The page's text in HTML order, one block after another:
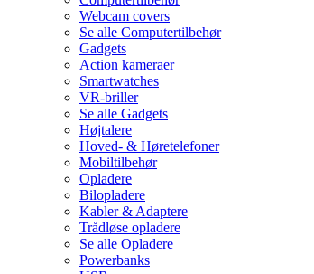
Webcam covers
Se alle Computertilbehør
Gadgets
Action kameraer
Smartwatches
VR-briller
Se alle Gadgets
Højtalere
Hoved- & Høretelefoner
Mobiltilbehør
Opladere
Bilopladere
Kabler & Adaptere
Trådløse opladere
Se alle Opladere
Powerbanks